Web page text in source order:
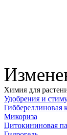
Химия для
Удобрения и
Гиббереллиновая
Микориза
Цитокининовая